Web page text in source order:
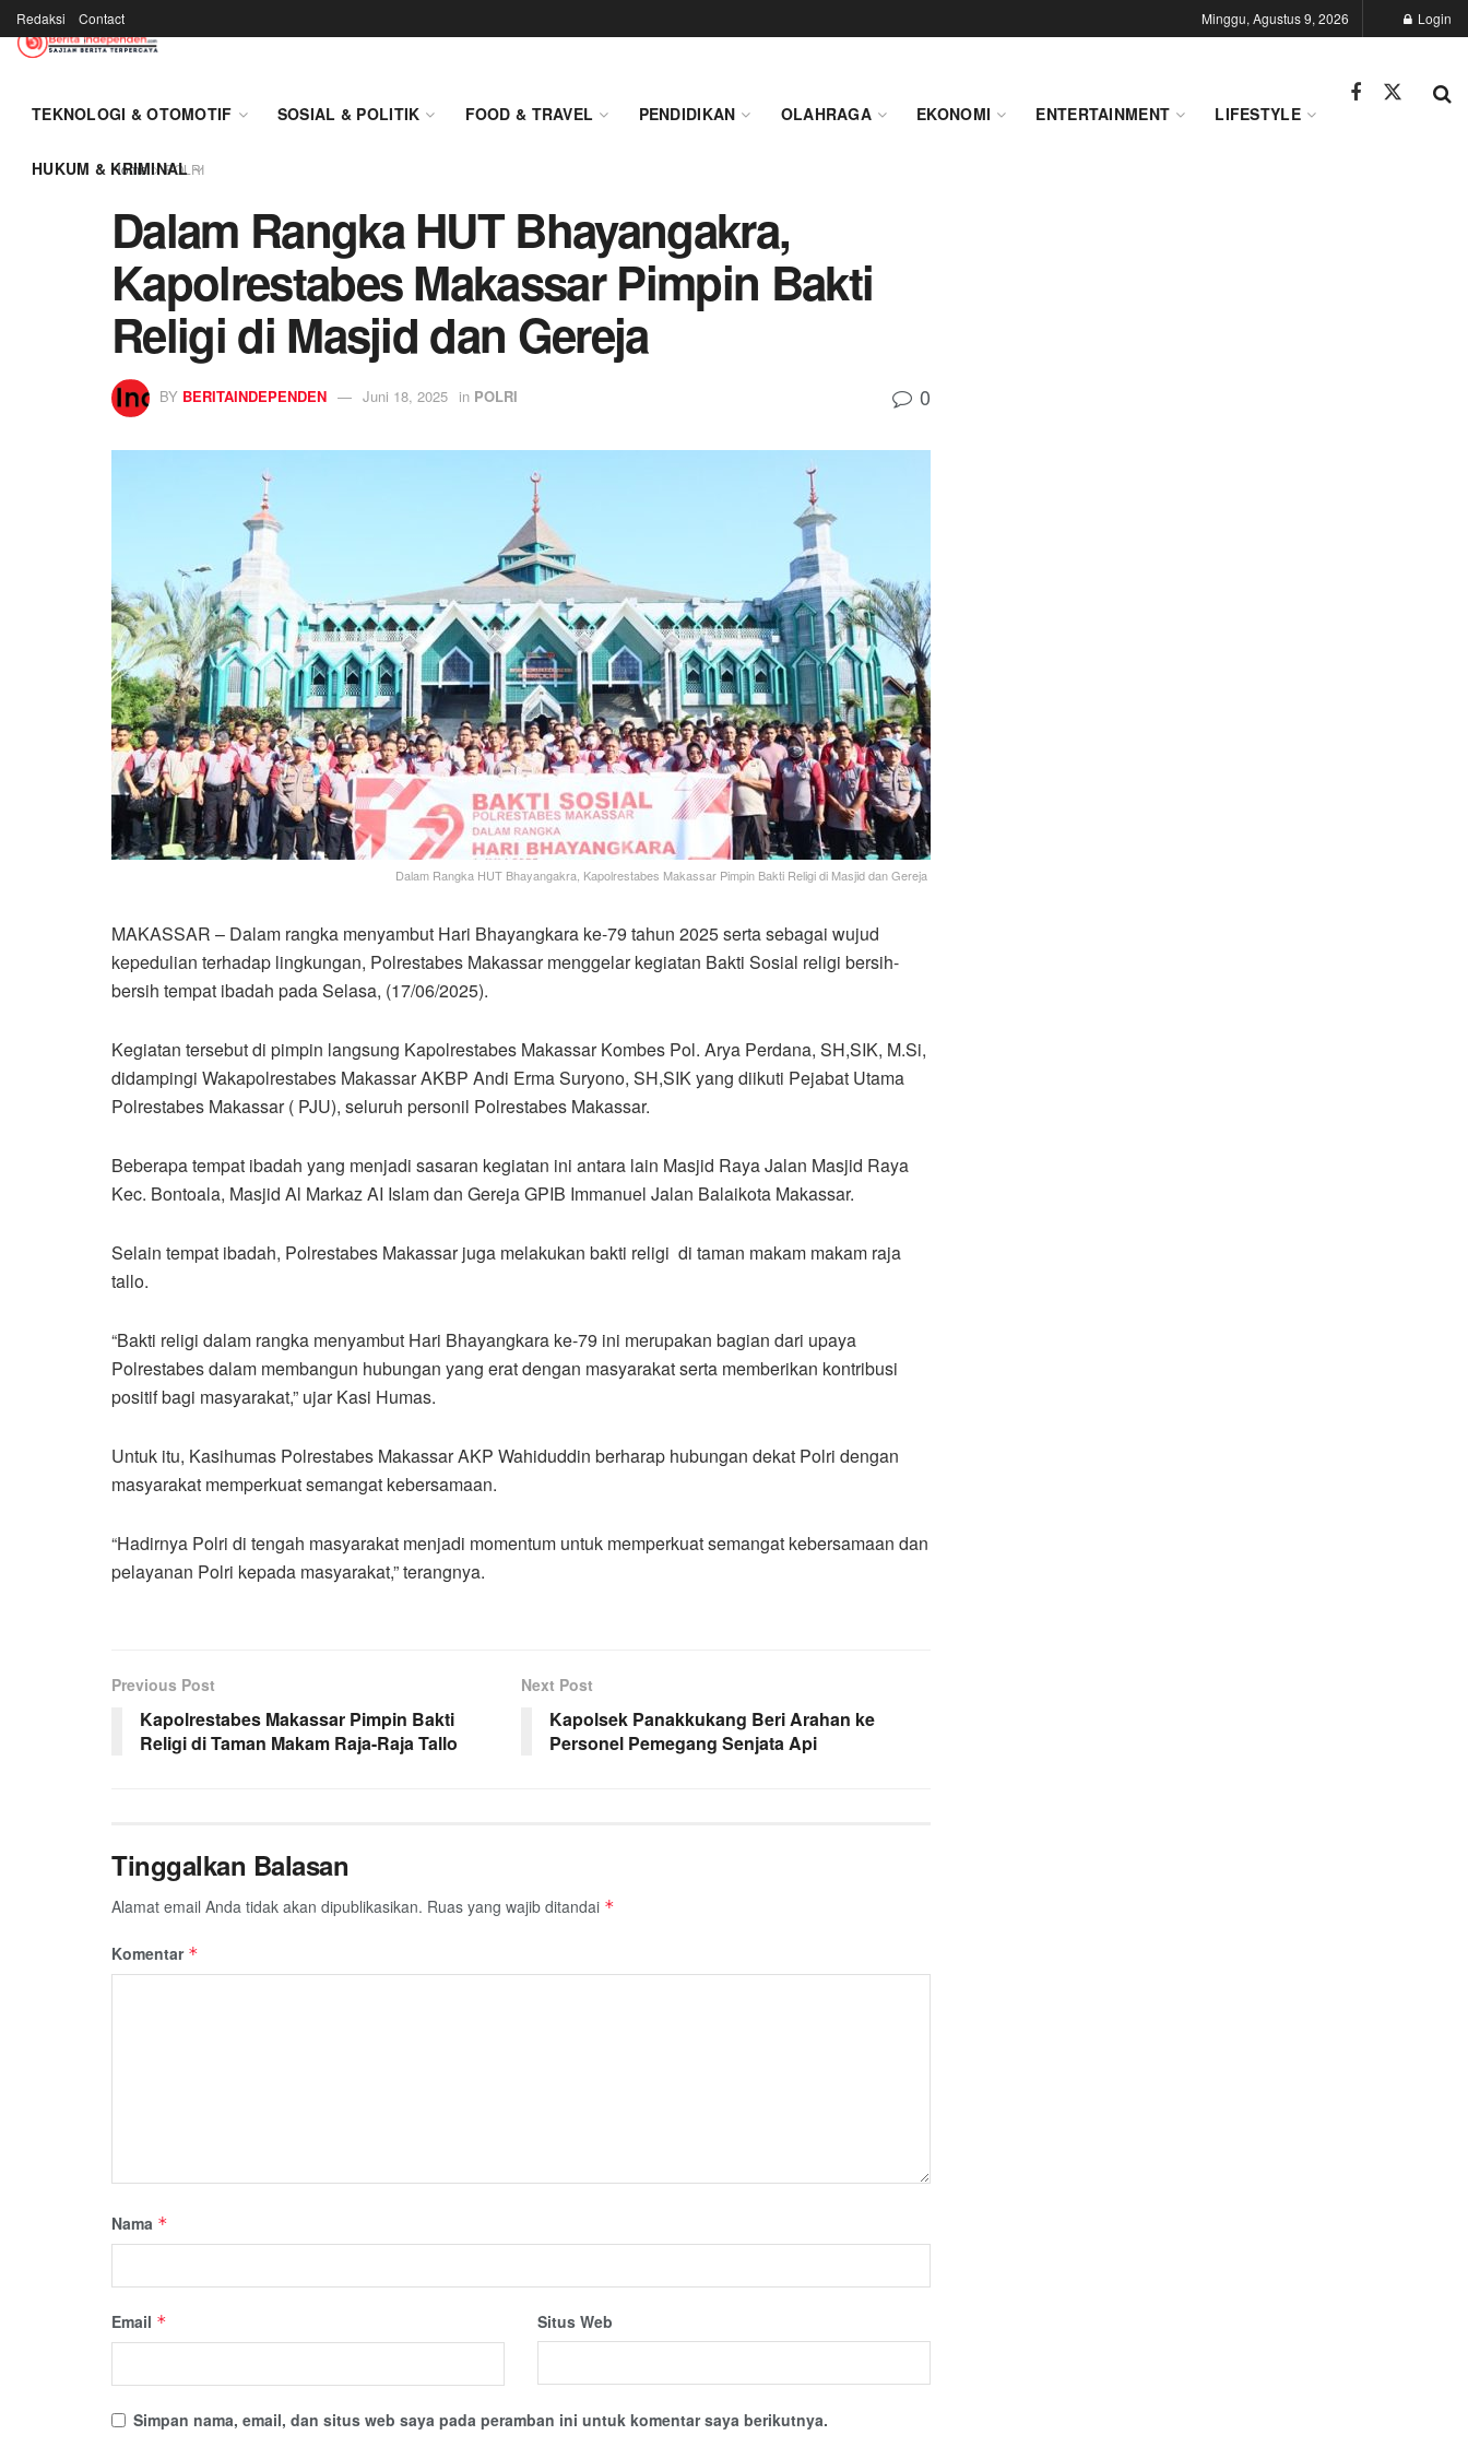
Redaksi Contact Minggu, Agustus 9, 2026 Login
TEKNOLOGI & OTOMOTIF SOSIAL & POLITIK FOOD & TRAVEL PENDIDIKAN OLAHRAGA EKONOMI ENTERTAINMENT LIFESTYLE
HUKUM & KRIMINAL
Home POLRI
Dalam Rangka HUT Bhayangakra,
Kapolrestabes Makassar Pimpin Bakti
Religi di Masjid dan Gereja
BY BERITAINDEPENDEN Juni 18, 2025 in POLRI 0
Dalam Rangka HUT Bhayangakra, Kapolrestabes Makassar Pimpin Bakti Religi di Masjid dan Gereja
MAKASSAR – Dalam rangka menyambut Hari Bhayangkara ke-79 tahun 2025 serta sebagai wujud
kepedulian terhadap lingkungan, Polrestabes Makassar menggelar kegiatan Bakti Sosial religi bersih-
bersih tempat ibadah pada Selasa, (17/06/2025).
Kegiatan tersebut di pimpin langsung Kapolrestabes Makassar Kombes Pol. Arya Perdana, SH,SIK, M.Si,
didampingi Wakapolrestabes Makassar AKBP Andi Erma Suryono, SH,SIK yang diikuti Pejabat Utama
Polrestabes Makassar ( PJU), seluruh personil Polrestabes Makassar.
Beberapa tempat ibadah yang menjadi sasaran kegiatan ini antara lain Masjid Raya Jalan Masjid Raya
Kec. Bontoala, Masjid Al Markaz AI Islam dan Gereja GPIB Immanuel Jalan Balaikota Makassar.
Selain tempat ibadah, Polrestabes Makassar juga melakukan bakti religi di taman makam makam raja
tallo.
“Bakti religi dalam rangka menyambut Hari Bhayangkara ke-79 ini merupakan bagian dari upaya
Polrestabes dalam membangun hubungan yang erat dengan masyarakat serta memberikan kontribusi
positif bagi masyarakat,” ujar Kasi Humas.
Untuk itu, Kasihumas Polrestabes Makassar AKP Wahiduddin berharap hubungan dekat Polri dengan
masyarakat memperkuat semangat kebersamaan.
“Hadirnya Polri di tengah masyarakat menjadi momentum untuk memperkuat semangat kebersamaan dan
pelayanan Polri kepada masyarakat,” terangnya.
Previous Post
Kapolrestabes Makassar Pimpin Bakti
Religi di Taman Makam Raja-Raja Tallo
Next Post
Kapolsek Panakkukang Beri Arahan ke
Personel Pemegang Senjata Api
Tinggalkan Balasan
Alamat email Anda tidak akan dipublikasikan. Ruas yang wajib ditandai *
Komentar *
Nama *
Email * Situs Web
Simpan nama, email, dan situs web saya pada peramban ini untuk komentar saya berikutnya.